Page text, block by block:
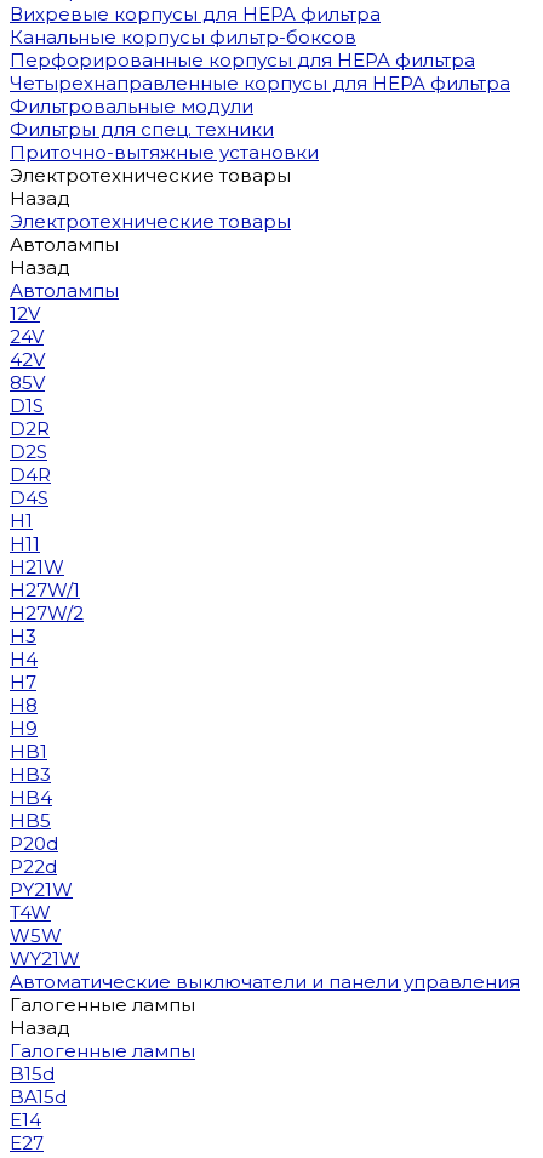
Вихревые корпусы для HEPA фильтра
Канальные корпусы фильтр-боксов
Перфорированные корпусы для HEPA фильтра
Четырехнаправленные корпусы для HEPA фильтра
Фильтровальные модули
Фильтры для спец. техники
Приточно-вытяжные установки
Электротехнические товары
Назад
Электротехнические товары
Автолампы
Назад
Автолампы
12V
24V
42V
85V
D1S
D2R
D2S
D4R
D4S
H1
H11
H21W
H27W/1
H27W/2
H3
H4
H7
H8
H9
HB1
HB3
HB4
HB5
P20d
P22d
PY21W
T4W
W5W
WY21W
Автоматические выключатели и панели управления
Галогенные лампы
Назад
Галогенные лампы
B15d
BA15d
E14
E27